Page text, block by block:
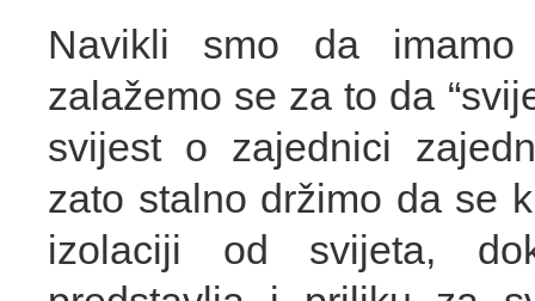
Navikli smo da
zalažemo se za to da
svijest o zajednici
zato stalno držimo da se
izolaciji od svijeta,